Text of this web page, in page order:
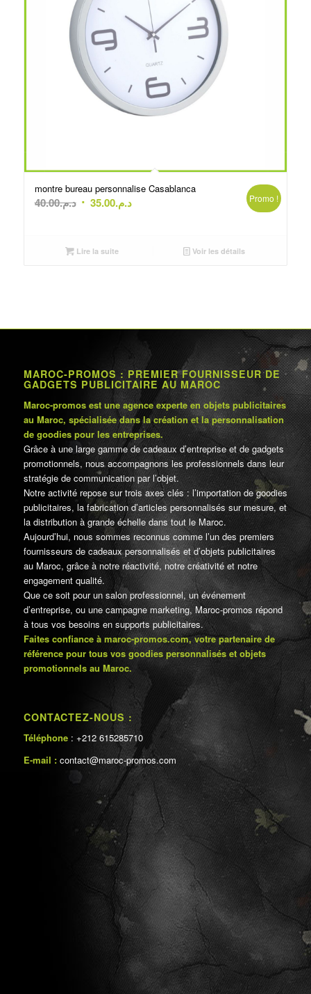
montre bureau personnalise Casablanca
د.م.40.00
Le
était :
د.م.35.00
Le
Promo !
Lire la suite Voir les détails
MAROC-PROMOS : PREMIER FOURNISSEUR DE
GADGETS PUBLICITAIRE AU MAROC
Maroc-promos est une agence experte en objets publicitaires
au Maroc, spécialisée dans la création et la personnalisation
de goodies pour les entreprises.
Grâce à une large gamme de cadeaux d’entreprise et de gadgets
promotionnels, nous accompagnons les professionnels dans leur
stratégie de communication par l’objet.
Notre activité repose sur trois axes clés : l’importation de goodies
publicitaires, la fabrication d’articles personnalisés sur mesure, et
la distribution à grande échelle dans tout le Maroc.
Aujourd’hui, nous sommes reconnus comme l’un des premiers
fournisseurs de cadeaux personnalisés et d’objets publicitaires
au Maroc, grâce à notre réactivité, notre créativité et notre
engagement qualité.
Que ce soit pour un salon professionnel, un événement
d’entreprise, ou une campagne marketing, Maroc-promos répond
à tous vos besoins en supports publicitaires.
Faites confiance à maroc-promos.com, votre partenaire de
référence pour tous vos goodies personnalisés et objets
promotionnels au Maroc.
CONTACTEZ-NOUS :
Téléphone : +212 615285710
E-mail : contact@maroc-promos.com